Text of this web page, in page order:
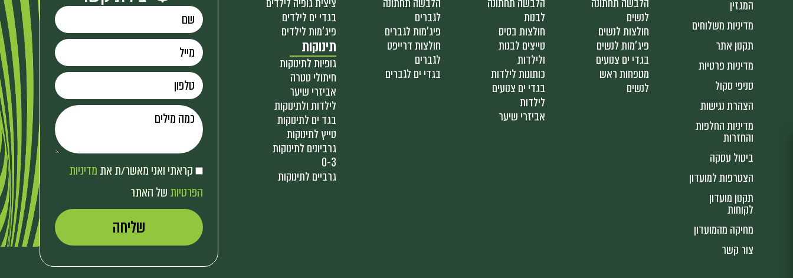
המגזין
מדיניות משלוחים
תקנון אתר
מדיניות פרטיות
סניפי סקול
הצהרת נגישות
מדיניות החלפות
והחזרות
ביטול עסקה
הצטרפות למועדון
תקנון מועדון
לקוחות
מחיקה מהמועדון
צור קשר
לנשים
חולצות לנשים
פיג'מות לנשים
בגדי ים צנועים
מטפחות ראש
לנשים
לבנות
חולצות בסיס
טייצים לבנות
ולילדות
כותונות לילדות
בגדי ים צנועים
לילדות
אביזרי שיער
לגברים
פיג'מות לגברים
חולצות דרייפט
לגברים
בגדי ים לגברים
בגדי ים לילדים
פיג'מות לילדים
תינוקות
גופיות לתינוקות
חיתולי טטרה
אביזרי שיער
לילדות ולתינוקות
בגד ים לתינוקות
טייץ לתינוקות
גרביונים לתינוקות
0-3
גרביים לתינוקות
קראתי ואני מאשר/ת אתמדיניות
הפרטיותשל האתר
שליחה